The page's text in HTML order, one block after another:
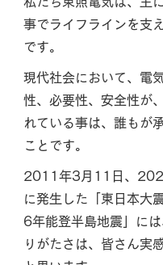
事でライフラインを支
です。
現代社会において、電
性、必要性、安全性が
れている事は、誰もが
ことです。
2011年3月11日、
に発生した「東日本大
6年能登半島地震」に
りがたさは、皆さん実